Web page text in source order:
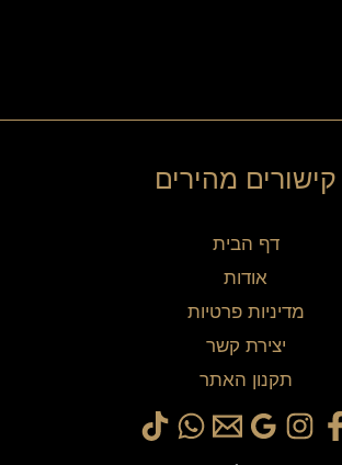
קישורים מהירים
דף הבית
אודות
מדיניות פרטיות
יצירת קשר
תקנון האתר